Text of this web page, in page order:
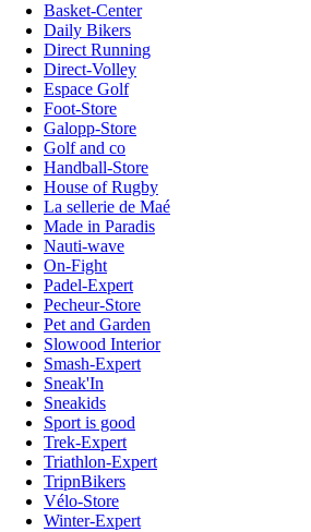
Basket-Center
Daily Bikers
Direct Running
Direct-Volley
Espace Golf
Foot-Store
Galopp-Store
Golf and co
Handball-Store
House of Rugby
La sellerie de Maé
Made in Paradis
Nauti-wave
On-Fight
Padel-Expert
Pecheur-Store
Pet and Garden
Slowood Interior
Smash-Expert
Sneak'In
Sneakids
Sport is good
Trek-Expert
Triathlon-Expert
TripnBikers
Vélo-Store
Winter-Expert